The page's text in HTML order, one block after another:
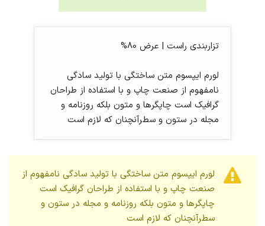
تزاربندی راست | عرض 80%
لورم ایپسوم متن ساختگی با تولید سادگی
نامفهوم از صنعت چاپ و با استفاده از طراحان
گرافیک است چاپگرها و متون بلکه روزنامه و
مجله در ستون و سطرآنچنان که لازم است
لورم ایپسوم متن ساختگی با تولید سادگی نامفهوم از
صنعت چاپ و با استفاده از طراحان گرافیک است
چاپگرها و متون بلکه روزنامه و مجله در ستون و
سطرآنچنان که لازم است